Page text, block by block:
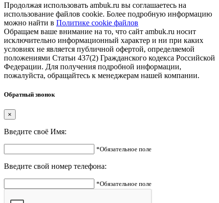
Продолжая использовать ambuk.ru вы соглашаетесь на
использование файлов cookie. Более подробную информацию
можно найти в Политике cookie файлов
Обращаем ваше внимание на то, что сайт ambuk.ru носит
исключительно информационный характер и ни при каких
условиях не является публичной офертой, определяемой
положениями Статьи 437(2) Гражданского кодекса Российской
Федерации. Для получения подробной информации,
пожалуйста, обращайтесь к менеджерам нашей компании.
Обратный звонок
×
Введите своё Имя:
*Обязательное поле
Введите свой номер телефона:
*Обязательное поле